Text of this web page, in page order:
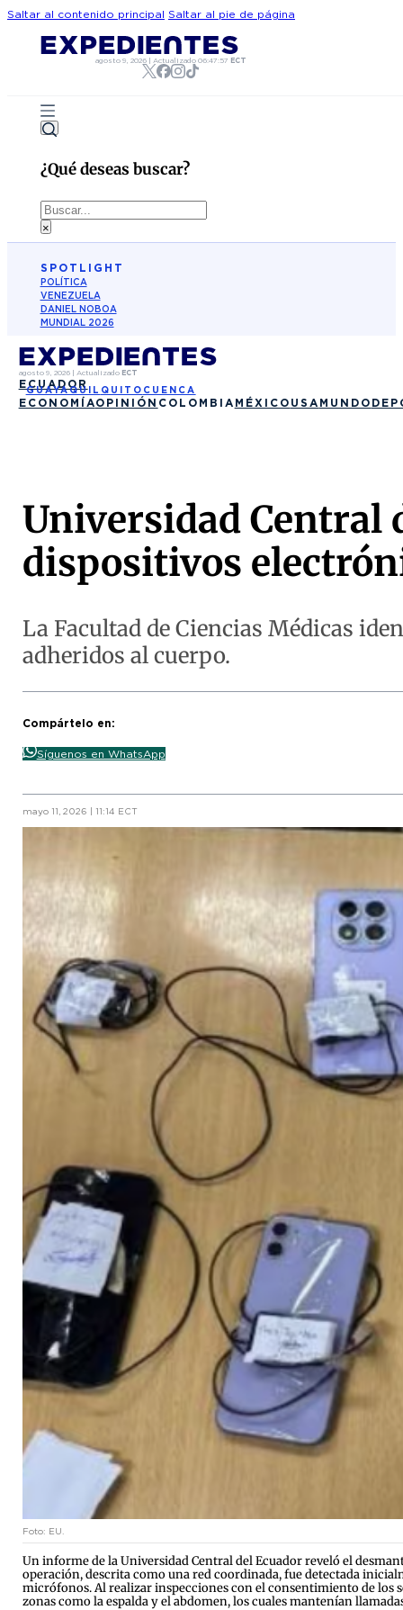
Saltar al contenido principal Saltar al pie de página
agosto 9, 2026 |Actualizado06:47:57 ECT
¿Qué deseas buscar?
Buscar
×
SPOTLIGHT
POLÍTICA
VENEZUELA
DANIEL NOBOA
MUNDIAL 2026
agosto 9, 2026| Actualizado ECT
ECUADOR
GUAYAQUIL QUITO CUENCA
ECONOMÍAOPINIÓN COLOMBIA MÉXICO USA MUNDO
Universidad Central
dispositivos
La Facultad de Ciencias Médicas
adheridos al cuerpo.
Compártelo en:
Síguenos en WhatsApp
mayo 11, 2026 | 11:14 ECT
Foto: EU.
Un informe de la Universidad Central del Ecuador reveló el
operación, descrita como una red coordinada, fue detectada
micrófonos. Al realizar inspecciones con el consentimiento de los
zonas como la espalda y el abdomen, los cuales mantenían